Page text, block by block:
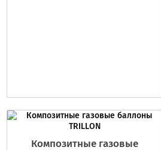
Композитные газовые